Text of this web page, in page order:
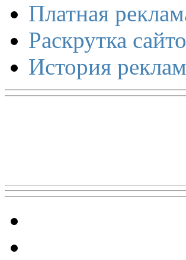
Платная
Раскрутка
История